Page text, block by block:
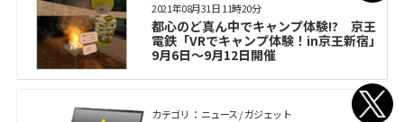
都心のど真ん中でキャンプ体験!? 京王
電鉄「VRでキャンプ体験！in京王新宿」
9月6日～9月12日開催
2021年08月31日 11時20分
カテゴリ： ニュース / ガジェット